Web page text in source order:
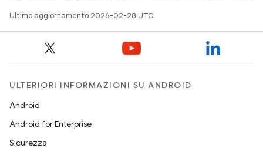
Ultimo aggiornamento 2026-02-28 UTC.
ULTERIORI INFORMAZIONI SU ANDROID
Android
Android for Enterprise
Sicurezza